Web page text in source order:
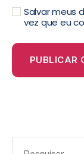
Salvar meus
vez que eu